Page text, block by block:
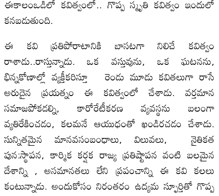
ఈకాలంఒడిలో కవిత్వంలో.. గొప్ప స్మృతి కవిత్వం ఇందులో
కనబడుతుంది.
ఈ కవి ప్రతిపోరాటానికి బాసటగా నిలిచే కవిత్వం
రాశాడు..రాస్తున్నాడు. ఒక వస్తువును, ఒక ఘటనను,
భిన్నకోణాల్లో వ్యక్తీకరిస్తూ రెండు మూడు కవితలుగా రాసే
అరుదైన ప్రయత్నం ఈ కవిత్వంలో చేశాడు. వర్తమాన
సమాజపోకడల్ని, కారోరేటీకరణ వ్యవస్థను బలంగా
వ్యతిరేకించడం, కలమనే ఆయుధంతో ఖండిరచడం చేశాడు.
సున్నితమైన మానవసంబంధాలు, విలువలు, నైతికత
పున:స్థాపన, కార్మిక కర్షక రాజ్య ప్రతిష్టాపన వంటి బలమైన
దేశాన్ని , అసమానతలు లేని ప్రపంచాన్ని ఈ కవి కలలు
కంటున్నాడు. అందుకోసం నిరంతరం ఉద్యమ స్ఫూర్తితో గొప్ప